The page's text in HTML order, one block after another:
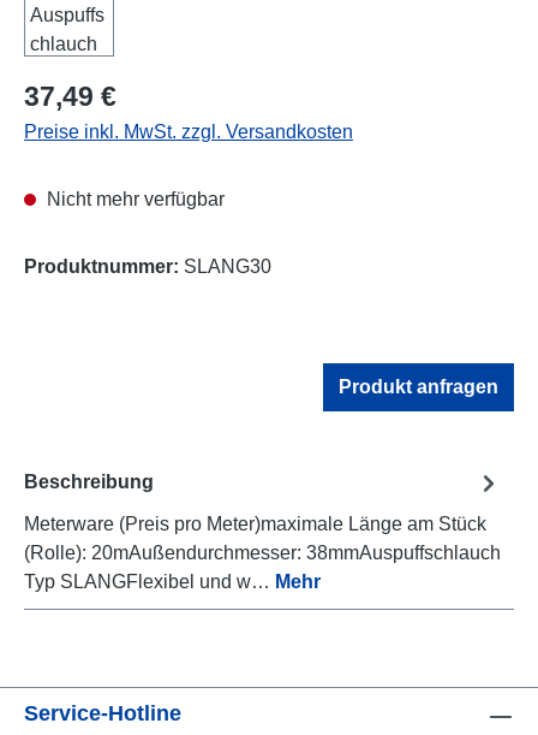
Regulärer Preis:
37,49 €
Preise inkl. MwSt. zzgl. Versandkosten
Nicht mehr verfügbar
Produktnummer: SLANG30
Produkt anfragen
Beschreibung
Meterware (Preis pro Meter)maximale Länge am Stück
(Rolle): 20mAußendurchmesser: 38mmAuspuffschlauch
Typ SLANGFlexibel und w… Mehr
Service-Hotline